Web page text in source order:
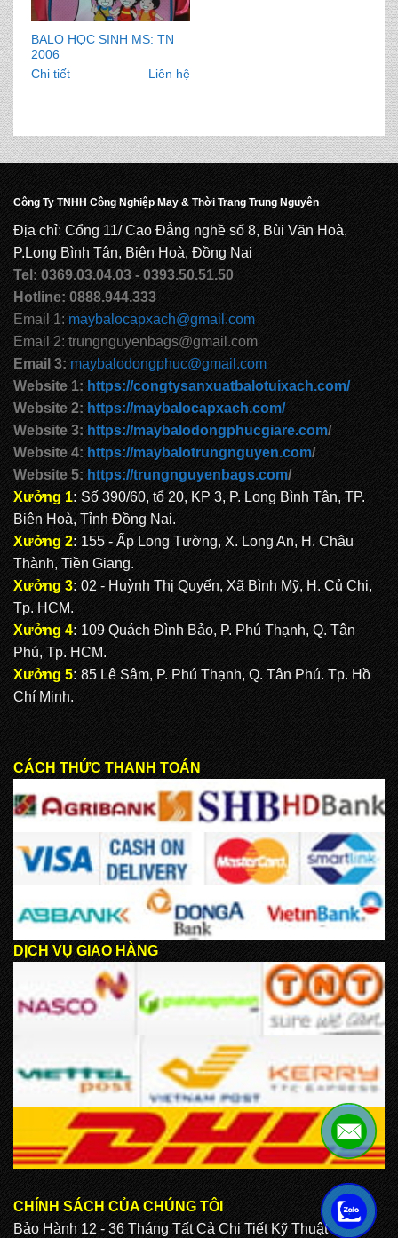
BALO HỌC SINH MS: TN
2006
Chi tiết
Liên hệ
Công Ty TNHH Công Nghiệp May & Thời Trang Trung Nguyên
Địa chỉ: Cổng 11/ Cao Đẳng nghề số 8, Bùi Văn Hoà,
P.Long Bình Tân, Biên Hoà, Đồng Nai
Tel: 0369.03.04.03 - 0393.50.51.50
Hotline: 0888.944.333
Email 1: maybalocapxach@gmail.com
Email 2: trungnguyenbags@gmail.com
Email 3: maybalodongphuc@gmail.com
Website 1: https://congtysanxuatbalotuixach.com/
Website 2: https://maybalocapxach.com/
Website 3: https://maybalodongphucgiare.com/
Website 4: https://maybalotrungnguyen.com/
Website 5: https://trungnguyenbags.com/
Xưởng 1: Số 390/60, tổ 20, KP 3, P. Long Bình Tân, TP.
Biên Hoà, Tỉnh Đồng Nai.
Xưởng 2: 155 - Ấp Long Tường, X. Long An, H. Châu
Thành, Tiền Giang.
Xưởng 3: 02 - Huỳnh Thị Quyến, Xã Bình Mỹ, H. Củ Chi,
Tp. HCM.
Xưởng 4: 109 Quách Đình Bảo, P. Phú Thạnh, Q. Tân
Phú, Tp. HCM.
Xưởng 5: 85 Lê Sâm, P. Phú Thạnh, Q. Tân Phú. Tp. Hồ
Chí Minh.
CÁCH THỨC THANH TOÁN
DỊCH VỤ GIAO HÀNG
CHÍNH SÁCH CỦA CHÚNG TÔI
Bảo Hành 12 - 36 Tháng Tất Cả Chi Tiết Kỹ Thuật
.